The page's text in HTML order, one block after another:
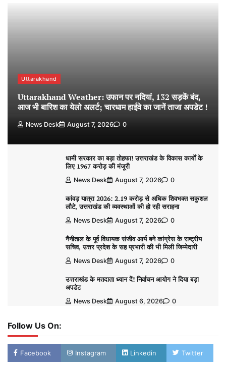
Uttarakhand
Uttarakhand Weather: उफान पर नदियां, 132 सड़कें बंद,
आज भी बारिश का येलो अलर्ट; चारधाम हाईवे का जानें ताजा अपडेट !
News Desk August 7, 2026 0
धामी सरकार का बड़ा तोहफा! उत्तराखंड के विकास कार्यों के
लिए 1967 करोड़ की मंजूरी
News Desk August 7, 2026 0
कांवड़ यात्रा 2026: 2.19 करोड़ से अधिक शिवभक्त सकुशल
लौटे, उत्तराखंड की व्यवस्थाओं की हो रही सराहना
News Desk August 7, 2026 0
नैनीताल के पूर्व विधायक संजीव आर्य बने कांग्रेस के राष्ट्रीय
सचिव, उत्तर प्रदेश के सह प्रभारी की भी मिली जिम्मेदारी
News Desk August 7, 2026 0
उत्तराखंड के मतदाता ध्यान दें! निर्वाचन आयोग ने दिया बड़ा
अपडेट
News Desk August 6, 2026 0
Follow Us On:
Facebook Instagram Linkedin Twitter